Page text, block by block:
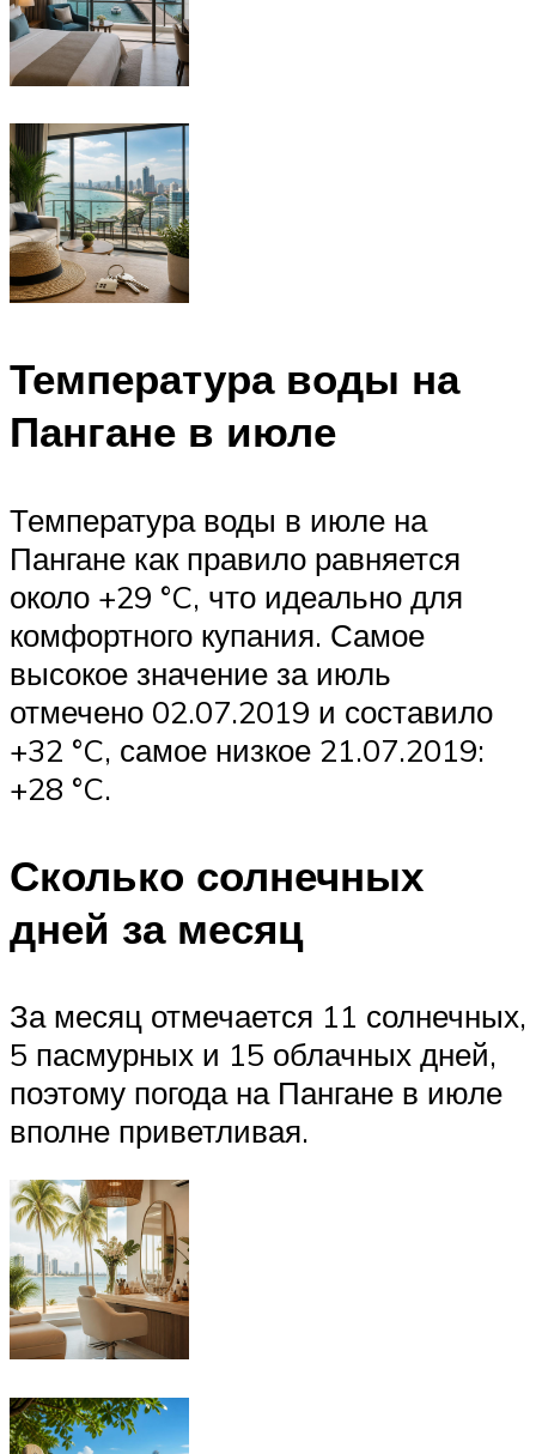
Температура воды на
Пангане в июле
Температура воды в июле на
Пангане как правило равняется
около +29 °C, что идеально для
комфортного купания. Самое
высокое значение за июль
отмечено 02.07.2019 и составило
+32 °C, самое низкое 21.07.2019:
+28 °C.
Сколько солнечных
дней за месяц
За месяц отмечается 11 солнечных,
5 пасмурных и 15 облачных дней,
поэтому погода на Пангане в июле
вполне приветливая.